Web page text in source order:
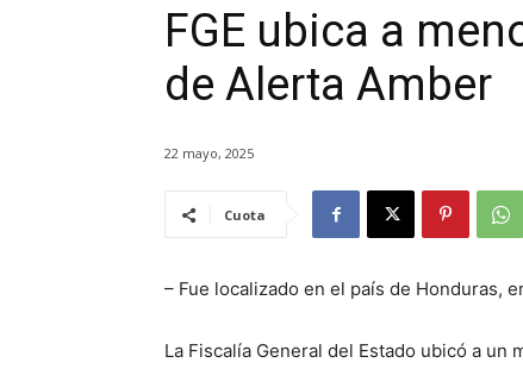
FGE ubica a
de Alerta Amber
22 mayo, 2025
Cuota
– Fue localizado en el país de Honduras,
La Fiscalía General del Estado ubicó a